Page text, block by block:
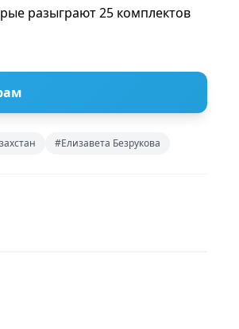
разыграют 25 комплектов
#Елизавета Безрукова